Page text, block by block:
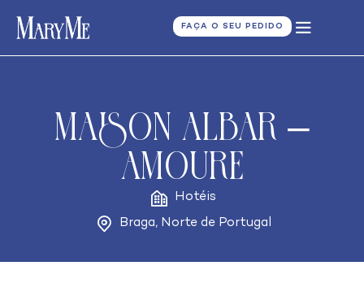
FAÇA O SEU PEDIDO
Maison Albar –
Amoure
Hotéis
Braga, Norte de Portugal